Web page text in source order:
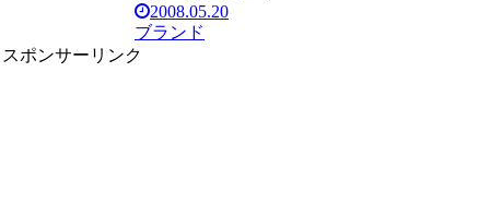
2008.05.20
ブランド
スポンサーリンク